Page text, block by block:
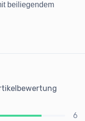
beiliegendem
6